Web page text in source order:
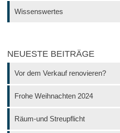
Wissenswertes
NEUESTE BEITRÄGE
Vor dem Verkauf renovieren?
Frohe Weihnachten 2024
Räum-und Streupflicht